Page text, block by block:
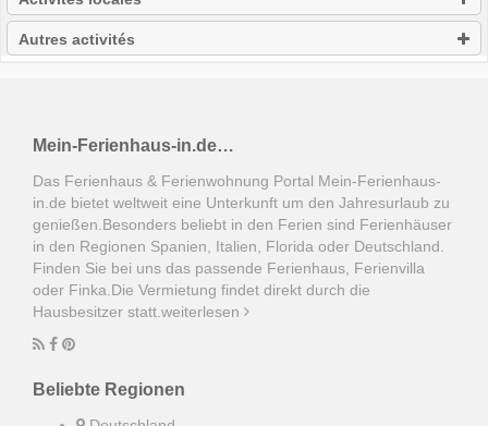
Autres activités
Mein-Ferienhaus-in.de…
Das Ferienhaus & Ferienwohnung Portal Mein-Ferienhaus-
in.de bietet weltweit eine Unterkunft um den Jahresurlaub zu
genießen.Besonders beliebt in den Ferien sind Ferienhäuser
in den Regionen Spanien, Italien, Florida oder Deutschland.
Finden Sie bei uns das passende Ferienhaus, Ferienvilla
oder Finka.Die Vermietung findet direkt durch die
Hausbesitzer statt. weiterlesen
Beliebte Regionen